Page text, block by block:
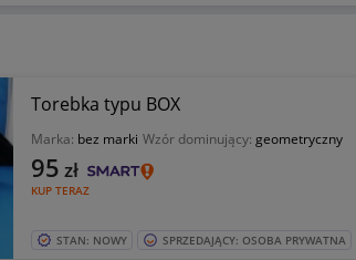
Torebka typu BOX
Marka: bez marki Wzór dominujący: geometryczny
KUP TERAZ
95 zł
STAN: NOWY SPRZEDAJĄCY: OSOBA PRYWATNA